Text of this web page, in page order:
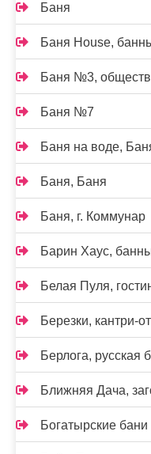
Баня
Баня House,
Баня №3,
Баня №7
Баня на воде,
Баня, Баня
Баня, г. Коммунар
Барин Хаус,
Белая Пуля,
Березки, кантри-
Берлога, русская
Ближняя Дача,
Богатырские бани